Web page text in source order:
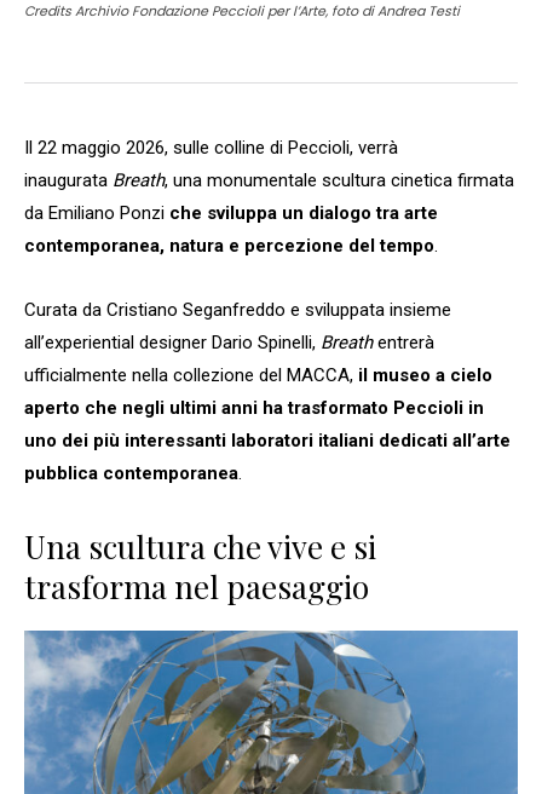
Credits Archivio Fondazione Peccioli per l’Arte, foto di Andrea Testi
Il 22 maggio 2026, sulle colline di Peccioli, verrà
inaugurata Breath, una monumentale scultura cinetica firmata
da Emiliano Ponzi che sviluppa un dialogo tra arte
contemporanea, natura e percezione del tempo.
Curata da Cristiano Seganfreddo e sviluppata insieme
all’experiential designer Dario Spinelli, Breathentrerà
ufficialmente nella collezione del MACCA, il museo a cielo
aperto che negli ultimi anni ha trasformato Peccioli in
uno dei più interessanti laboratori italiani dedicati all’arte
pubblica contemporanea.
Una scultura che vive e si
trasforma nel paesaggio